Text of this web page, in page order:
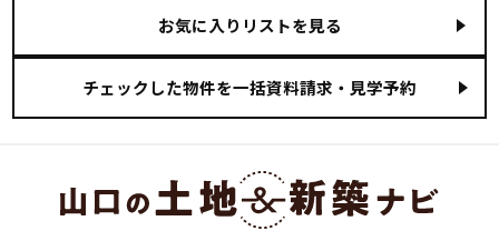
お気に入りリストを見る